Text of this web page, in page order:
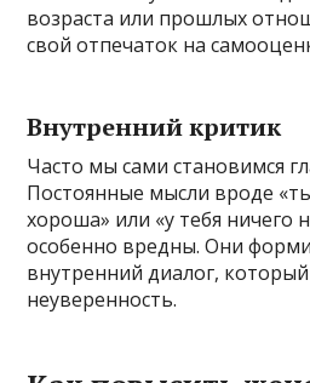
возраста или прошлых
свой отпечаток на
Внутренний критик
Часто мы сами становимся
Постоянные мысли вроде
хороша» или «у тебя ничего
особенно вредны. Они
внутренний диалог,
неуверенность.